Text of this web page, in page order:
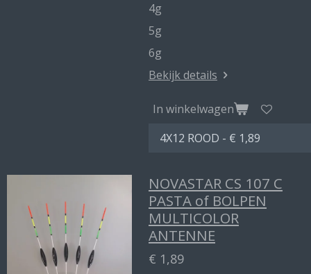
4g
5g
6g
Bekijk details
In winkelwagen
NOVASTAR CS 107 C
PASTA of BOLPEN
MULTICOLOR
ANTENNE
€ 1,89